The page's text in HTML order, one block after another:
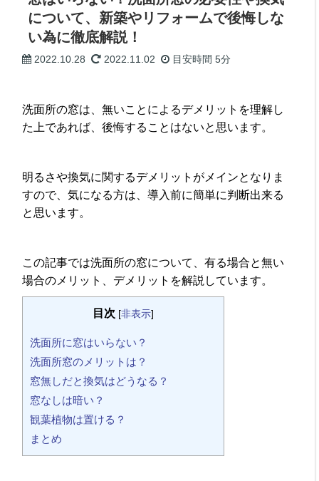
について、新築やリフォームで後悔しな
い為に徹底解説！
2022.10.28 2022.11.02 目安時間5分
洗面所の窓は、無いことによるデメリットを理解し
た上であれば、後悔することはないと思います。
明るさや換気に関するデメリットがメインとなりま
すので、気になる方は、導入前に簡単に判断出来る
と思います。
この記事では洗面所の窓について、有る場合と無い
場合のメリット、デメリットを解説しています。
目次 [非表示]
洗面所に窓はいらない？
洗面所窓のメリットは？
窓無しだと換気はどうなる？
窓なしは暗い？
観葉植物は置ける？
まとめ